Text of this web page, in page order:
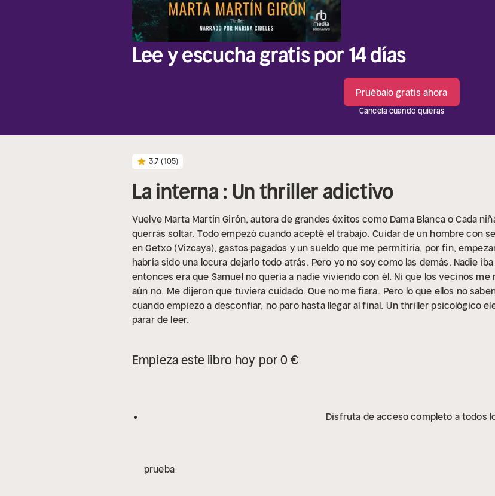
Lee y escucha gratis por 14 días
Pruébalo gratis ahora
Cancela cuando quieras
3.7 (105)
La interna : Un thriller adictivo
Vuelve Marta Martín Girón, autora de grandes éxitos como Dama Blanca o Cada
querrás soltar. Todo empezó cuando acepté el trabajo. Cuidar de un hombre con
en Getxo (Vizcaya), gastos pagados y un sueldo que me permitiría, por fin,
habría sido una locura dejarlo todo atrás. Pero yo no soy como las demás. Nadie
entonces era que Samuel no quería a nadie viviendo con él. Ni que los vecinos
aún no. Me dijeron que tuviera cuidado. Que no me fiara. Pero lo que ellos no
cuando empiezo a desconfiar, no paro hasta llegar al final. Un thriller psicológico
parar de leer.
Empieza este libro hoy por 0 €
Disfruta de acceso completo a todos
prueba